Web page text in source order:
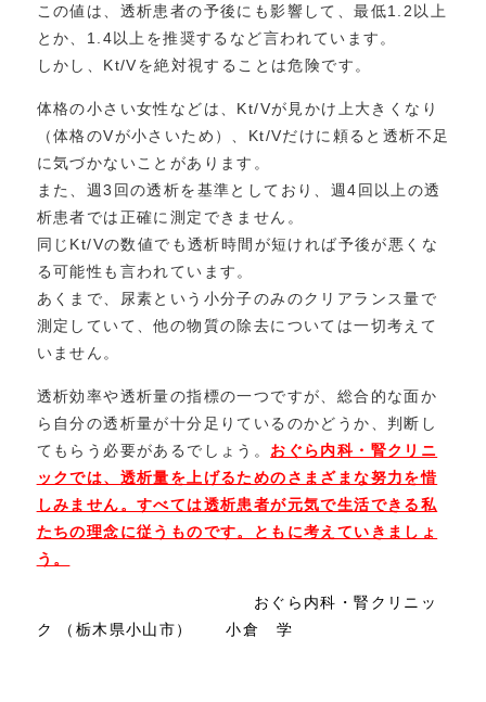
この値は、透析患者の予後にも影響して、最低1.2以上
とか、1.4以上を推奨するなど言われています。
しかし、Kt/Vを絶対視することは危険です。
体格の小さい女性などは、Kt/Vが見かけ上大きくなり
（体格のVが小さいため）、Kt/Vだけに頼ると透析不足
に気づかないことがあります。
また、週3回の透析を基準としており、週4回以上の透
析患者では正確に測定できません。
同じKt/Vの数値でも透析時間が短ければ予後が悪くな
る可能性も言われています。
あくまで、尿素という小分子のみのクリアランス量で
測定していて、他の物質の除去については一切考えて
いません。
透析効率や透析量の指標の一つですが、総合的な面か
ら自分の透析量が十分足りているのかどうか、判断し
てもらう必要があるでしょう。 おぐら内科・腎クリニ
ックでは、透析量を上げるためのさまざまな努力を惜
しみません。すべては透析患者が元気で生活できる私
たちの理念に従うものです。ともに考えていきましょ
う。
おぐら内科・腎クリニッ
ク （栃木県小山市） 小倉 学